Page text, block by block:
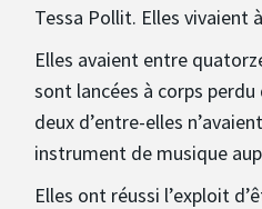
Tessa Pollit. Elles vivaient
Elles avaient entre
sont lancées à corps
deux d’entre-elles
instrument de musique
Elles ont réussi l’exploit